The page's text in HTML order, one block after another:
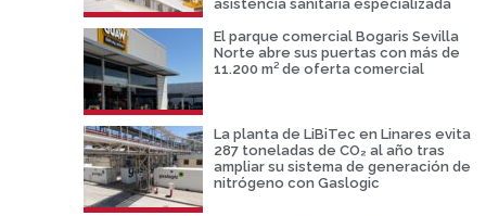
asistencia sanitaria especializada
El parque comercial Bogaris Sevilla
Norte abre sus puertas con más de
11.200 m² de oferta comercial
La planta de LiBiTec en Linares evita
287 toneladas de CO₂ al año tras
ampliar su sistema de generación de
nitrógeno con Gaslogic